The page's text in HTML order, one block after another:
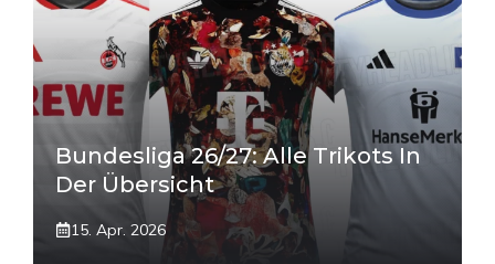
Bundesliga 26/27: Alle Trikots In
Der Übersicht
15. Apr. 2026